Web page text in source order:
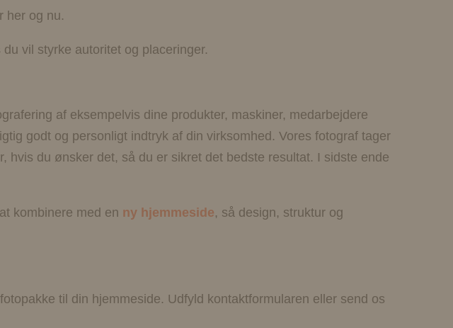
her og nu.
du vil styrke autoritet og placeringer.
af eksempelvis dine produkter, maskiner, medarbejdere
godt og personligt indtryk af din virksomhed. Vores fotograf tager
hvis du ønsker det, så du er sikret det bedste resultat. I sidste ende
kombinere med en ny hjemmeside, så design, struktur og
til din hjemmeside. Udfyld kontaktformularen eller send os